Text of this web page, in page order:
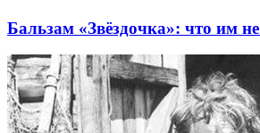
Бальзам «Звёздочка»: что им